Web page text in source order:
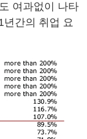
여과없이 나타
년간의 취업 요